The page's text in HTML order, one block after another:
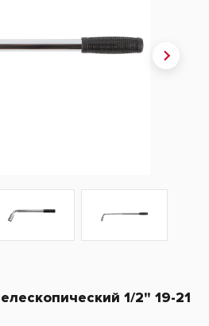
1/2" 19-21